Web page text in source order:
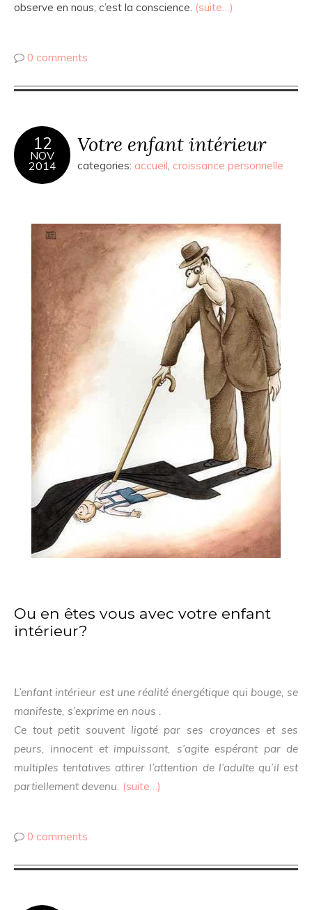
observe en nous, c’est la conscience. (suite…)
0 comments
12
NOV
2014
Votre enfant intérieur
categories: accueil, croissance personnelle
Ou en êtes vous avec votre enfant
intérieur?
L’enfant intérieur est une réalité énergétique qui bouge, se
manifeste, s’exprime en nous .
Ce tout petit souvent ligoté par ses croyances et ses
peurs, innocent et impuissant, s’agite espérant par de
multiples tentatives attirer l’attention de l’adulte qu’il est
partiellement devenu. (suite…)
0 comments